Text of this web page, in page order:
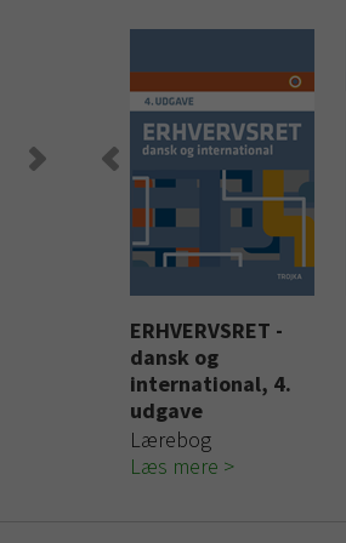
– det
1.
ERHVERVSRET -
dansk og
international, 4.
udgave
Lærebog
Læs mere
Cases og opgaver
Logistik &
chain
Cases og